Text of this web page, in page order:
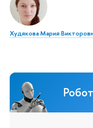
Худякова Мария